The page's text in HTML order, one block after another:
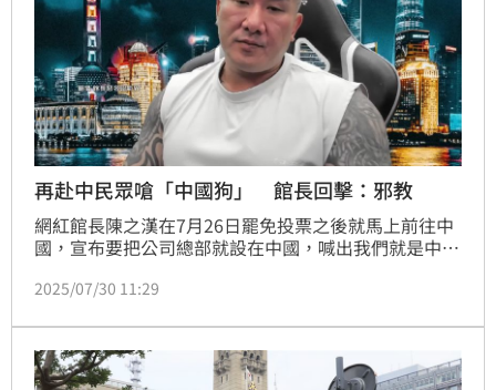
再赴中民眾嗆「中國狗」 館長回擊：邪教
網紅館長陳之漢在7月26日罷免投票之後就馬上前往中
國，宣布要把公司總部就設在中國，喊出我們就是中國
錯誤解讀成台灣人接受親中價值。
2025/07/30 11:29